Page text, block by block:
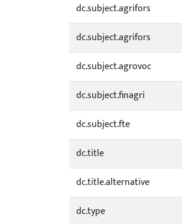
dc.subject.agrifors
dc.subject.agrifors
dc.subject.agrovoc
dc.subject.finagri
dc.subject.fte
dc.title
dc.title.alternative
dc.type